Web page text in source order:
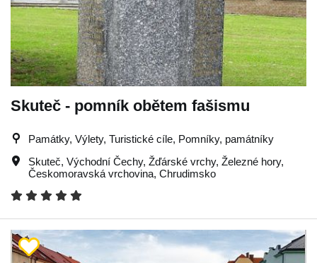
Skuteč - pomník obětem fašismu
Památky, Výlety, Turistické cíle, Pomníky, památníky
Skuteč, Východní Čechy, Žďárské vrchy, Železné hory,
Českomoravská vrchovina, Chrudimsko